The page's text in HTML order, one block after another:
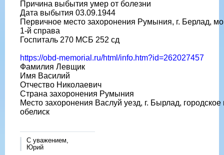
Причина выбытия умер от болезни
Дата выбытия 03.09.1944
Первичное место захоронения Румыния, г. Берлад,
1-й справа
Госпиталь 270 МСБ 252 сд
https://obd-memorial.ru/html/info.htm?id=262027457
Фамилия Левщик
Имя Василий
Отчество Николаевич
Страна захоронения Румыния
Место захоронения Васлуй уезд, г. Бырлад,
обелиск
С уважением,
Юрий